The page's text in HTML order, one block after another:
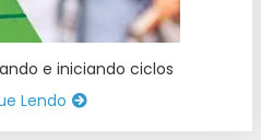
e iniciando ciclos
Lendo